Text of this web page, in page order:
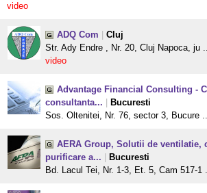
video
ADQ Com
Cluj
Str. Ady Endre , Nr. 20, Cluj Napoca, ju
video
Advantage Financial Consulting -
consultanta...
Bucuresti
Sos. Oltenitei, Nr. 76, sector 3, Bucure
AERA Group, Solutii de ventilatie,
purificare a...
Bucuresti
Bd. Lacul Tei, Nr. 1-3, Et. 5, Cam 517-1